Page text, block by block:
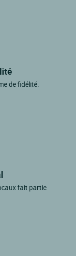
de fidélité.
fait partie